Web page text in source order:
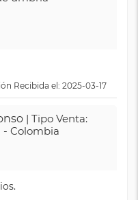
Recibida el: 2025-03-17
| Tipo Venta:
- Colombia